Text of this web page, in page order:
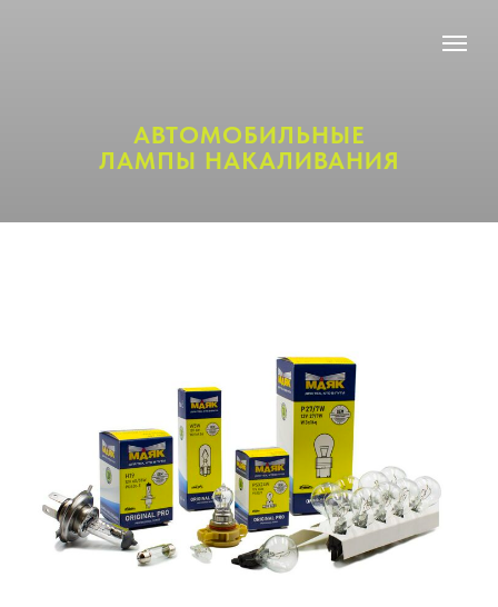
АВТОМОБИЛЬНЫЕ
ЛАМПЫ НАКАЛИВАНИЯ